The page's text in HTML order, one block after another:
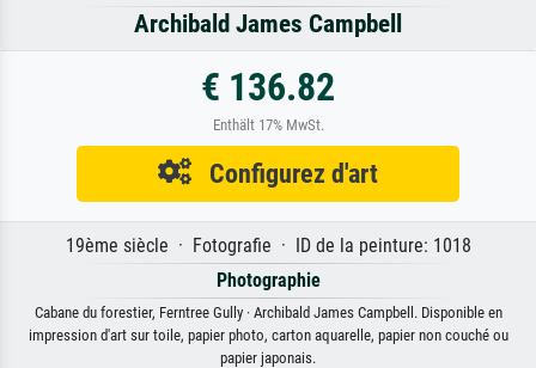
Archibald James Campbell
€ 136.82
Enthält 17% MwSt.
Configurez d'art
19ème siècle · Fotografie · ID de la peinture: 1018
Photographie
Cabane du forestier, Ferntree Gully · Archibald James Campbell. Disponible en
impression d'art sur toile, papier photo, carton aquarelle, papier non couché ou
papier japonais.